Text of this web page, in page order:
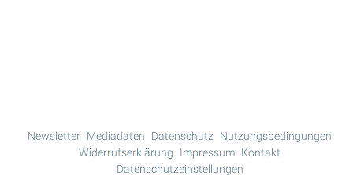
Newsletter Mediadaten Datenschutz
Nutzungsbedingungen
Widerrufserklärung
Impressum Kontakt
Datenschutzeinstellungen